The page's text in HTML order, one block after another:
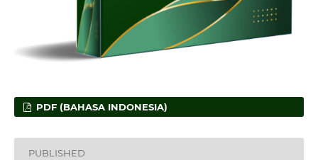
PDF (BAHASA INDONESIA)
PUBLISHED